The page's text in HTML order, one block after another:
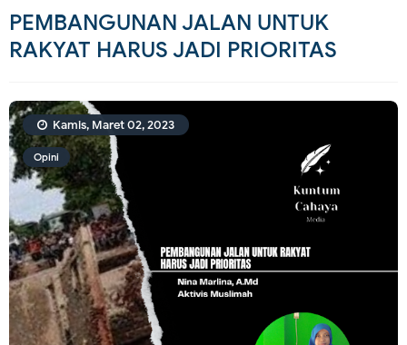
PEMBANGUNAN JALAN UNTUK
RAKYAT HARUS JADI PRIORITAS
Opini
Kamis, Maret 02, 2023